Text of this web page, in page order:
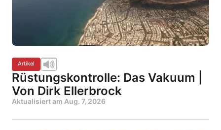
Artikel
Rüstungskontrolle: Das Vakuum |
Von Dirk Ellerbrock
Aktualisiert am Aug. 7, 2026